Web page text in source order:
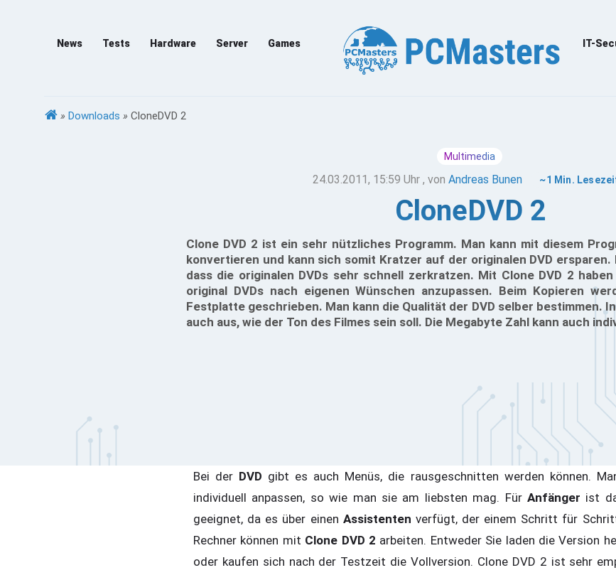
News Tests Hardware Server Games IT-
» Downloads » CloneDVD 2
Multimedia
24.03.2011, 15:59 Uhr , vonAndreas Bunen ~1 Min.
CloneDVD 2
Clone DVD 2 ist ein sehr nützliches Programm. Man kann mit diesem
konvertieren und kann sich somit Kratzer auf der originalen DVD
dass die originalen DVDs sehr schnell zerkratzen. Mit Clone DVD 2
original DVDs nach eigenen Wünschen anzupassen. Beim Kopieren
Festplatte geschrieben. Man kann die Qualität der DVD selber bestimmen.
auch aus, wie der Ton des Filmes sein soll. Die Megabyte Zahl kann auch
Bei der DVD gibt es auch Menüs, die rausgeschnitten werden können.
individuell anpassen, so wie man sie am liebsten mag. Für Anfänger ist
geeignet, da es über einen Assistenten verfügt, der einem Schritt für
Rechner können mit Clone DVD 2 arbeiten. Entweder Sie laden die Version
oder kaufen sich nach der Testzeit die Vollversion. Clone DVD 2 ist sehr